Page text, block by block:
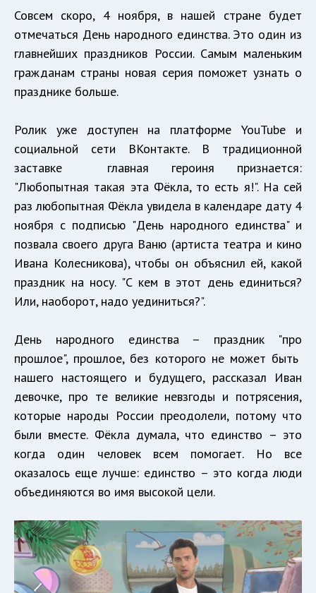
Совсем скоро, 4 ноября, в нашей стране будет
отмечаться День народного единства. Это один из
главнейших праздников России. Самым маленьким
гражданам страны новая серия поможет узнать о
празднике больше.
Ролик уже доступен на платформе YouTube и
социальной сети ВКонтакте. В традиционной
заставке главная героиня признается:
"Любопытная такая эта Фёкла, то есть я!". На сей
раз любопытная Фёкла увидела в календаре дату 4
ноября с подписью "День народного единства" и
позвала своего друга Ваню (артиста театра и кино
Ивана Колесникова), чтобы он объяснил ей, какой
праздник на носу. "С кем в этот день единиться?
Или, наоборот, надо уединиться?".
День народного единства – праздник "про
прошлое", прошлое, без которого не может быть
нашего настоящего и будущего, рассказал Иван
девочке, про те великие невзгоды и потрясения,
которые народы России преодолели, потому что
были вместе. Фёкла думала, что единство – это
когда один человек всем помогает. Но все
оказалось еще лучше: единство – это когда люди
объединяются во имя высокой цели.